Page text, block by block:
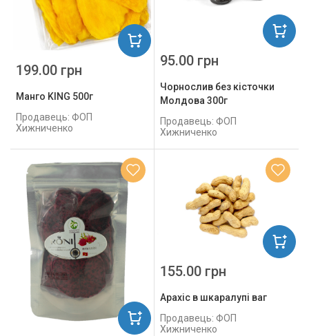
Манго KING 500г
Продавець: ФОП
Хижниченко
199.00 грн
Чорнослив без кісточки
Молдова 300г
Продавець: ФОП
Хижниченко
95.00 грн
Арахіс в шкаралупі ваг
Продавець: ФОП
Хижниченко
155.00 грн